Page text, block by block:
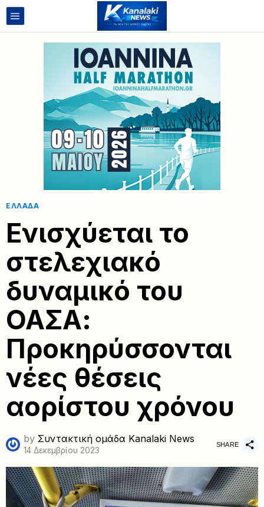
ΕΛΛΆΔΑ
Ενισχύεται το
στελεχιακό
δυναμικό του
ΟΑΣΑ:
Προκηρύσσονται
νέες θέσεις
αορίστου χρόνου
by Συντακτική ομάδα Kanalaki News
14 Δεκεμβρίου 2023
SHARE